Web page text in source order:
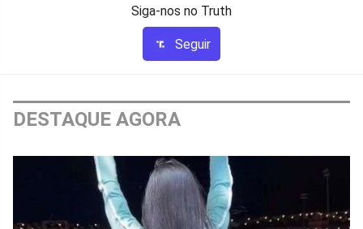
Siga-nos no Truth
Seguir
DESTAQUE AGORA